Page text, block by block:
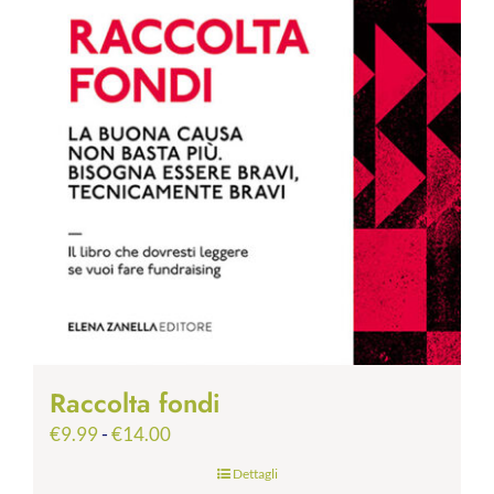
Raccolta fondi
€9.99-€14.00Fascia
prezzo:
Dettagli